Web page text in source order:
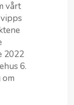
vårt
2022
6.